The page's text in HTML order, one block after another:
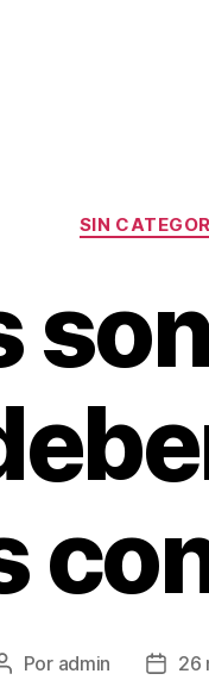
SIN
Autor
Por admin
Fecha
26